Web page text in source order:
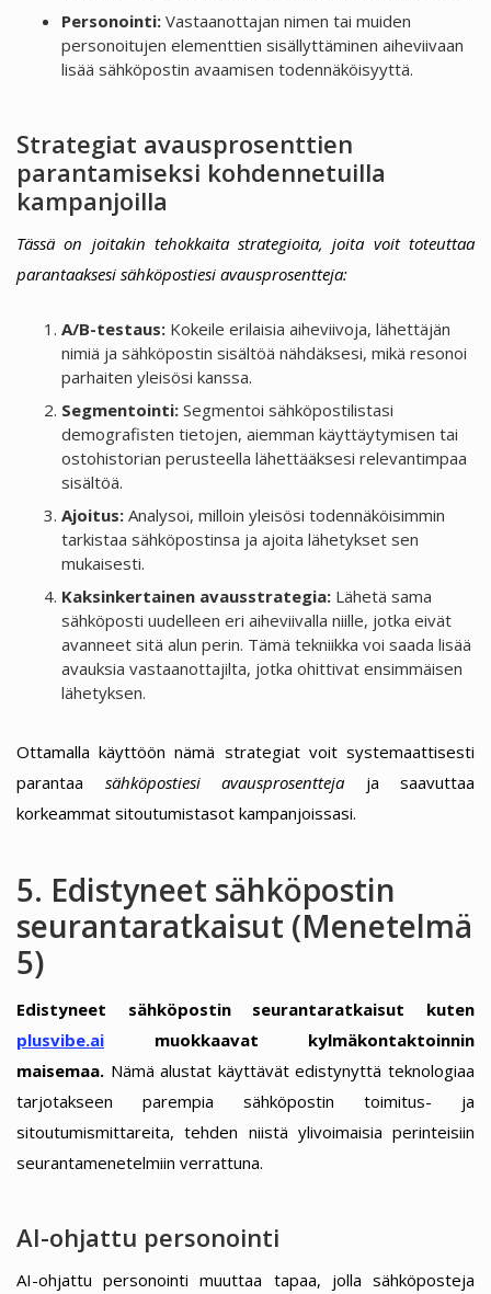
Personointi:Vastaanottajan nimen tai muiden
personoitujen elementtien sisällyttäminen aiheviivaan
lisää sähköpostin avaamisen todennäköisyyttä.
Strategiat avausprosenttien
parantamiseksi kohdennetuilla
kampanjoilla
Tässä on joitakin tehokkaita strategioita, joita voit toteuttaa
parantaaksesi sähköpostiesi avausprosentteja:
A/B-testaus:Kokeile erilaisia aiheviivoja, lähettäjän
nimiä ja sähköpostin sisältöä nähdäksesi, mikä resonoi
parhaiten yleisösi kanssa.
Segmentointi:Segmentoi sähköpostilistasi
demografisten tietojen, aiemman käyttäytymisen tai
ostohistorian perusteella lähettääksesi relevantimpaa
sisältöä.
Ajoitus:Analysoi, milloin yleisösi todennäköisimmin
tarkistaa sähköpostinsa ja ajoita lähetykset sen
mukaisesti.
Kaksinkertainen avausstrategia:Lähetä sama
sähköposti uudelleen eri aiheviivalla niille, jotka eivät
avanneet sitä alun perin. Tämä tekniikka voi saada lisää
avauksia vastaanottajilta, jotka ohittivat ensimmäisen
lähetyksen.
Ottamalla käyttöön nämä strategiat voit systemaattisesti
parantaa sähköpostiesi avausprosentteja ja saavuttaa
korkeammat sitoutumistasot kampanjoissasi.
5. Edistyneet sähköpostin
seurantaratkaisut (Menetelmä
5)
Edistyneet sähköpostin seurantaratkaisut kuten
plusvibe.ai muokkaavat kylmäkontaktoinnin
maisemaa. Nämä alustat käyttävät edistynyttä teknologiaa
tarjotakseen parempia sähköpostin toimitus- ja
sitoutumismittareita, tehden niistä ylivoimaisia perinteisiin
seurantamenetelmiin verrattuna.
AI-ohjattu personointi
AI-ohjattu personointi muuttaa tapaa, jolla sähköposteja